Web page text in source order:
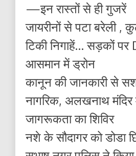
—इन रास्तों से ही गुजरें
जायरीनों से पटा बरेली ,
टिकी निगाहें… सड़कों पर
आसमान में ड्रोन
कानून की जानकारी से
नागरिक, अलखनाथ मंदिर
जागरूकता का शिविर
नशे के सौदागर को डोडा